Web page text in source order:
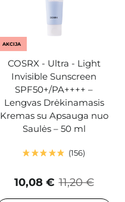
AKCIJA
COSRX - Ultra - Light
Invisible Sunscreen
SPF50+/PA++++ –
Lengvas Drėkinamasis
Kremas su Apsauga nuo
Saulės – 50 ml
156
11,20 €
10,08 €